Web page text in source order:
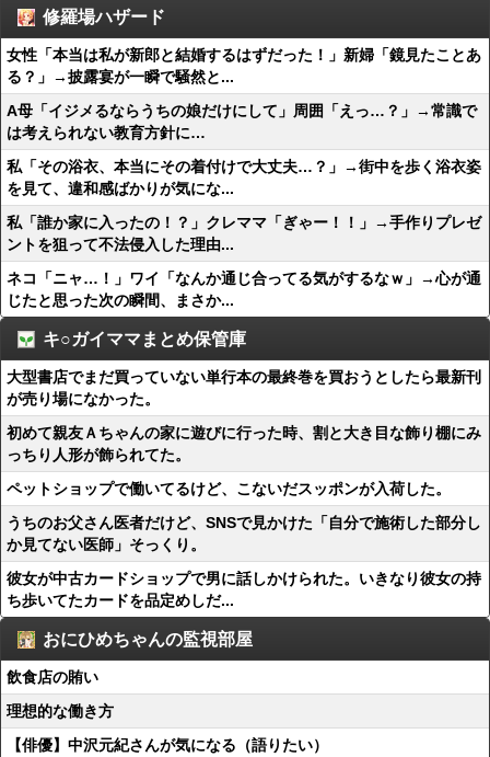
修羅場ハザード
女性「本当は私が新郎と結婚するはずだった！」新婦「鏡見たことあ
る？」→披露宴が一瞬で騒然と...
A母「イジメるならうちの娘だけにして」周囲「えっ…？」→常識で
は考えられない教育方針に…
私「その浴衣、本当にその着付けで大丈夫…？」→街中を歩く浴衣姿
を見て、違和感ばかりが気にな...
私「誰か家に入ったの！？」クレママ「ぎゃー！！」→手作りプレゼ
ントを狙って不法侵入した理由...
ネコ「ニャ…！」ワイ「なんか通じ合ってる気がするなｗ」→心が通
じたと思った次の瞬間、まさか...
キ○ガイママまとめ保管庫
大型書店でまだ買っていない単行本の最終巻を買おうとしたら最新刊
が売り場になかった。
初めて親友Ａちゃんの家に遊びに行った時、割と大き目な飾り棚にみ
っちり人形が飾られてた。
ペットショップで働いてるけど、こないだスッポンが入荷した。
うちのお父さん医者だけど、SNSで見かけた「自分で施術した部分し
か見てない医師」そっくり。
彼女が中古カードショップで男に話しかけられた。いきなり彼女の持
ち歩いてたカードを品定めしだ...
おにひめちゃんの監視部屋
飲食店の賄い
理想的な働き方
【俳優】中沢元紀さんが気になる（語りたい）